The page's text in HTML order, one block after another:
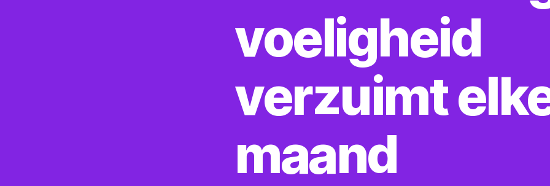
voeligheid
verzuimt
maand